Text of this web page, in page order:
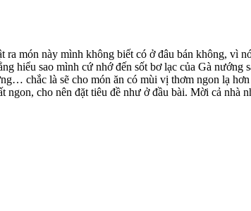
món này mình không biết có ở đâu bán không, vì
hiểu sao mình cứ nhớ đến sốt bơ lạc của Gà nướng
chắc là sẽ cho món ăn có mùi vị thơm ngon lạ
cho nên đặt tiêu đề như ở đầu bài. Mời cả nhà